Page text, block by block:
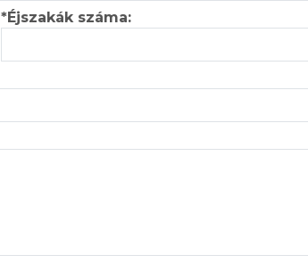
*Éjszakák száma: